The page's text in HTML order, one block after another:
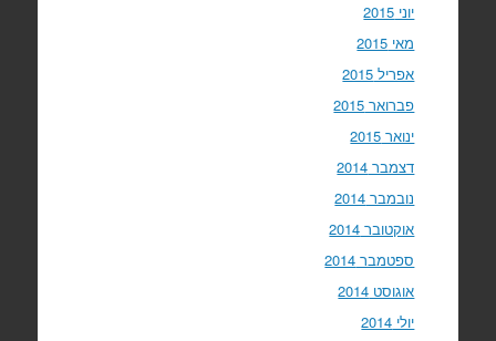
יוני 2015
מאי 2015
אפריל 2015
פברואר 2015
ינואר 2015
דצמבר 2014
נובמבר 2014
אוקטובר 2014
ספטמבר 2014
אוגוסט 2014
יולי 2014